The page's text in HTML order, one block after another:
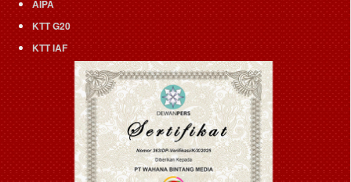
AIPA
KTT G20
KTT IAF